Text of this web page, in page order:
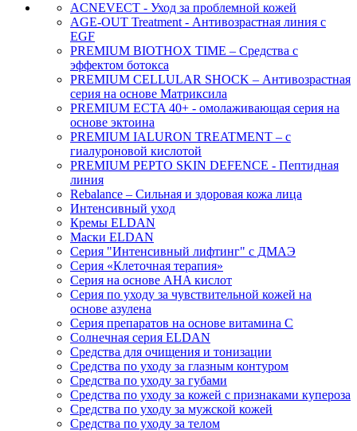
ACNEVECT - Уход за проблемной кожей
AGE-OUT Treatment - Антивозрастная линия с
EGF
PREMIUM BIOTHOX TIME – Средства с
эффектом ботокса
PREMIUM CELLULAR SHOCK – Антивозрастная
серия на основе Матриксила
PREMIUM ECTA 40+ - омолаживающая серия на
основе эктоина
PREMIUM IALURON TREATMENT – с
гиалуроновой кислотой
PREMIUM PEPTO SKIN DEFENCE - Пептидная
линия
Rebalance – Сильная и здоровая кожа лица
Интенсивный уход
Кремы ELDAN
Маски ELDAN
Серия "Интенсивный лифтинг" с ДМАЭ
Серия «Клеточная терапия»
Серия на основе AHA кислот
Серия по уходу за чувствительной кожей на
основе азулена
Серия препаратов на основе витамина С
Солнечная серия ELDAN
Средства для очищения и тонизации
Средства по уходу за глазным контуром
Средства по уходу за губами
Средства по уходу за кожей с признаками купероза
Средства по уходу за мужской кожей
Средства по уходу за телом